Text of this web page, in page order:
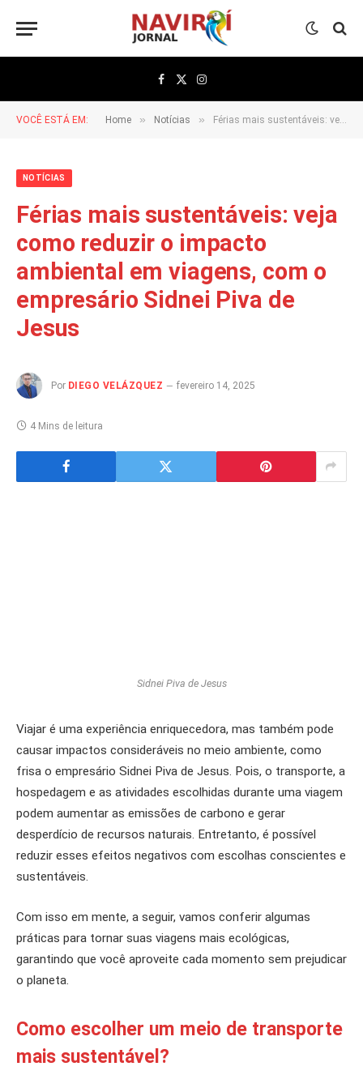
Facebook
X
(Twitter)
Instagram
VOCÊ ESTÁ EM: Home » Notícias » Férias mais sustentáveis: veja como reduzir o impacto ambiental em viagens, com o empresário Sidnei Piva de Jesus
NOTÍCIAS
Férias mais sustentáveis: veja
como reduzir o impacto
ambiental em viagens, com o
empresário Sidnei Piva de
Jesus
Por DIEGO VELÁZQUEZ fevereiro 14, 2025
4 Mins de leitura
Sidnei Piva de Jesus
Viajar é uma experiência enriquecedora, mas também pode
causar impactos consideráveis no meio ambiente, como
frisa o empresário Sidnei Piva de Jesus. Pois, o transporte, a
hospedagem e as atividades escolhidas durante uma viagem
podem aumentar as emissões de carbono e gerar
desperdício de recursos naturais. Entretanto, é possível
reduzir esses efeitos negativos com escolhas conscientes e
sustentáveis.
Com isso em mente, a seguir, vamos conferir algumas
práticas para tornar suas viagens mais ecológicas,
garantindo que você aproveite cada momento sem prejudicar
o planeta.
Como escolher um meio de transporte
mais sustentável?